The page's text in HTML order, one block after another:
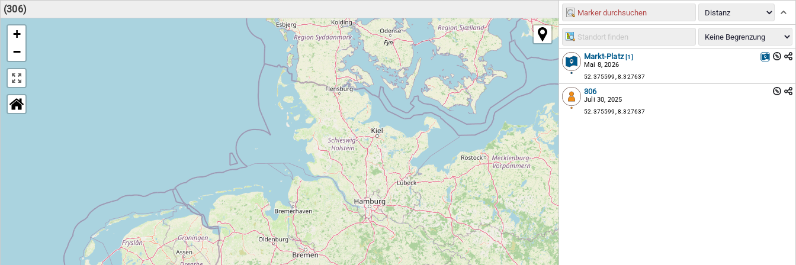
(306)
+
−
Markt-Platz [1]
Mai 8, 2026
52.375599, 8.327637
306
Juli 30, 2025
52.375599, 8.327637